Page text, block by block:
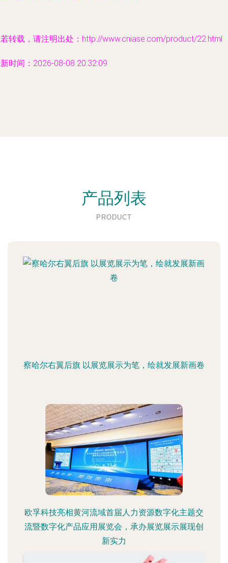
转载，请注明出处：http://www.cniase.com/product/22.html
时间：2026-08-08 20:32:09
产品列表
PRODUCT
察哈尔右翼后旗 以展览展示为笔，绘就发展新画卷
欧孚科技亮相黄河流域首届人力资源数字化主题交
流暨数字化产品应用展览会，承办展览展示展现创
新实力